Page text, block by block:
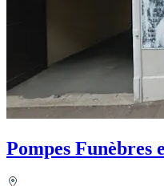
Pompes Funèbres